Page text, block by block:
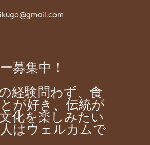
募集中！
経験問わず、食
が好き、伝統が
化を楽しみたい
はウェルカムで